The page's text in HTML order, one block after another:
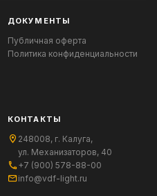
ДОКУМЕНТЫ
Публичная оферта
Политика конфиденциальности
КОНТАКТЫ
248008, г. Калуга,
ул. Механизаторов, 40
+7 (900) 578-88-00
info@vdf-light.ru